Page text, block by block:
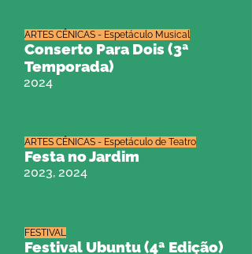
Conserto Para Dois (3ª
Temporada)
2024
ARTES CÊNICAS - Espetáculo Musical
Festa no Jardim
2023, 2024
ARTES CÊNICAS - Espetáculo de Teatro
Festival Ubuntu (4ª Edição)
FESTIVAL